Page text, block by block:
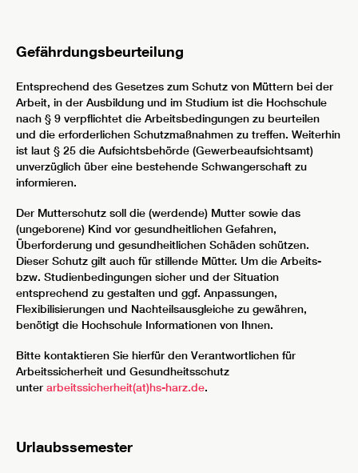
Gefährdungsbeurteilung
Entsprechend des Gesetzes zum Schutz von Müttern bei der
Arbeit, in der Ausbildung und im Studium ist die Hochschule
nach § 9 verpflichtet die Arbeitsbedingungen zu beurteilen
und die erforderlichen Schutzmaßnahmen zu treffen. Weiterhin
ist laut § 25 die Aufsichtsbehörde (Gewerbeaufsichtsamt)
unverzüglich über eine bestehende Schwangerschaft zu
informieren.
Der Mutterschutz soll die (werdende) Mutter sowie das
(ungeborene) Kind vor gesundheitlichen Gefahren,
Überforderung und gesundheitlichen Schäden schützen.
Dieser Schutz gilt auch für stillende Mütter. Um die Arbeits-
bzw. Studienbedingungen sicher und der Situation
entsprechend zu gestalten und ggf. Anpassungen,
Flexibilisierungen und Nachteilsausgleiche zu gewähren,
benötigt die Hochschule Informationen von Ihnen.
Bitte kontaktieren Sie hierfür den Verantwortlichen für
Arbeitssicherheit und Gesundheitsschutz
unter arbeitssicherheit(at)hs-harz.de.
Urlaubssemester